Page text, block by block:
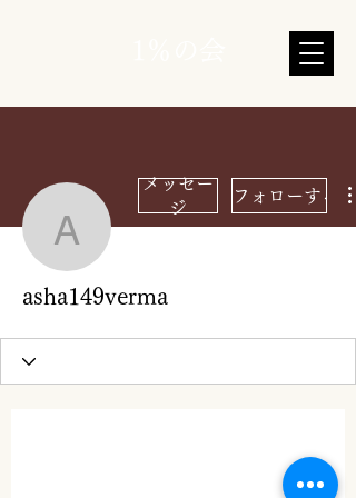
asha149verma
メッセー
ジ
フォローする
asha149verma